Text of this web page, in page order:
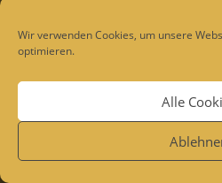
Wir verwenden Cookies, um unsere
optimieren.
Alle
Ralf L.
58 Jana W.